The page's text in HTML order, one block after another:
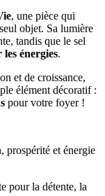
, une pièce qui
objet. Sa lumière
tandis que le sel
énergies.
et de croissance,
élément décoratif :
pour votre foyer !
prospérité et énergie
pour la détente, la